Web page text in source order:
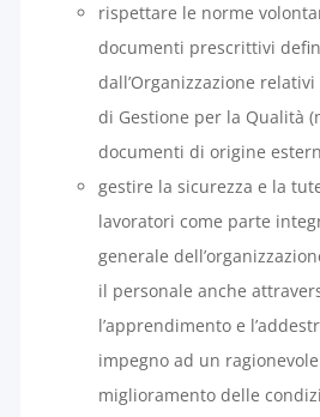
rispettare le norme
documenti prescrittivi
dall’Organizzazione
di Gestione per la Qualità
documenti di origine
gestire la sicurezza e la
lavoratori come parte
generale
il personale anche
l’apprendimento e
impegno ad un
miglioramento delle